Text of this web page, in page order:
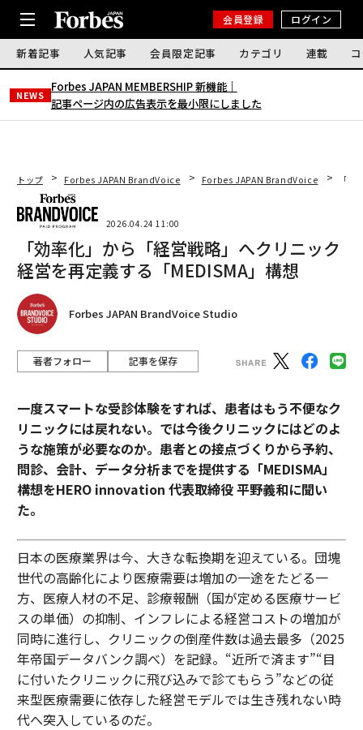
会員登録 ログイン
新着記事 人気記事 会員限定記事 カテゴリ 連載
NEWS
Forbes JAPAN MEMBERSHIP 新機能｜
記事ページ内の広告表示を最小限にしました
トップ Forbes JAPAN BrandVoice Forbes JAPAN BrandVoice 「
2026.04.24 11:00
「効率化」から「経営戦略」へクリニック
経営を再定義する「MEDISMA」構想
Forbes JAPAN BrandVoice Studio
著者フォロー 記事を保存
一度スマートな受診体験をすれば、患者はもう不便なク
リニックには戻れない。では今後クリニックにはどのよ
うな施策が必要なのか。患者との接点づくりから予約、
問診、会計、データ分析までを提供する「MEDISMA」
構想をHERO innovation 代表取締役 平野義和に聞い
た。
日本の医療業界は今、大きな転換期を迎えている。団塊
世代の高齢化により医療需要は増加の一途をたどる一
方、医療人材の不足、診療報酬（国が定める医療サービ
スの単価）の抑制、インフレによる経営コストの増加が
同時に進行し、クリニックの倒産件数は過去最多（2025
年帝国データバンク調べ）を記録。“近所で済ます”“目
に付いたクリニックに飛び込みで診てもらう”などの従
来型医療需要に依存した経営モデルでは生き残れない時
代へ突入しているのだ。